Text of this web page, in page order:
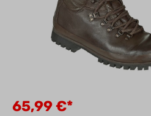
65,99 €*